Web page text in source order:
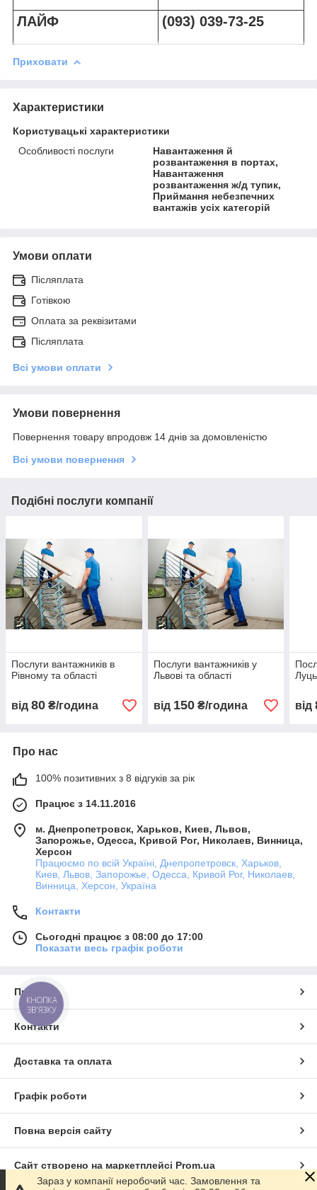
ЛАЙФ (093) 039-73-25
Приховати
Характеристики
Користувацькі характеристики
Особливості послуги
Навантаження й
розвантаження в портах,
Навантаження
розвантаження ж/д тупик,
Приймання небезпечних
вантажів усіх категорій
Умови оплати
Післяплата
Готівкою
Оплата за реквізитами
Післяплата
Всі умови оплати
Умови повернення
Повернення товару впродовж 14 днів за домовленістю
Всі умови повернення
Подібні послуги компанії
Послуги вантажників в
Рівному та області
від 80 ₴/година
Послуги вантажників у
Львові та області
від 150₴/година від
Про нас
100% позитивних з 8 відгуків за рік
Працює з 14.11.2016
м. Днепропетровск, Харьков, Киев, Львов,
Запорожье, Одесса, Кривой Рог, Николаев, Винница,
Херсон
Працюємо по всій Україні, Днепропетровск, Харьков,
Киев, Львов, Запорожье, Одесса, Кривой Рог, Николаев,
Винница, Херсон, Україна
Контакти
Сьогодні працює з 08:00 до 17:00
Показати весь графік роботи
Про нас
Контакти
Доставка та оплата
Графік роботи
Повна версія сайту
Сайт створено на маркетплейсі Prom.ua
Зараз у компанії неробочий час. Замовлення та
КНОПКА
ЗВ'ЯЗКУ